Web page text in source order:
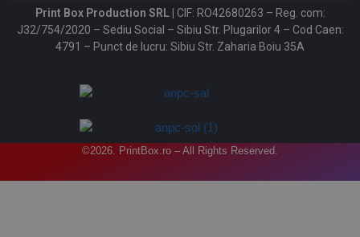
Print Box Production SRL | CIF: RO42680263 – Reg. com:
J32/754/2020 – Sediu Social – Sibiu Str. Plugarilor 4 – Cod Caen:
4791 – Punct de lucru: Sibiu Str. Zaharia Boiu 35A
©2026. PrintBox.ro – All Rights Reserved.